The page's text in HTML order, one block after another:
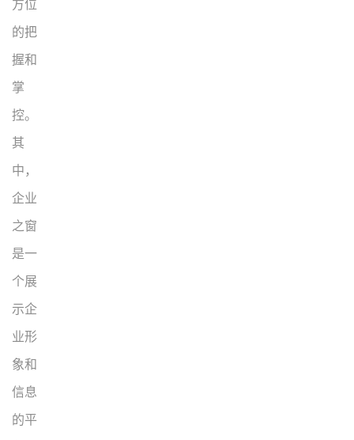
方位
的把
握和
掌
控。
其
中，
企业
之窗
是一
个展
示企
业形
象和
信息
的平